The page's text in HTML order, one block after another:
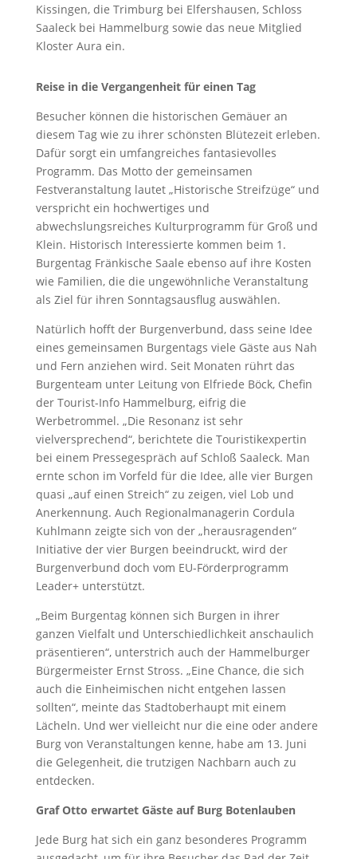
Kissingen, die Trimburg bei Elfershausen, Schloss
Saaleck bei Hammelburg sowie das neue Mitglied
Kloster Aura ein.
Reise in die Vergangenheit für einen Tag
Besucher können die historischen Gemäuer an
diesem Tag wie zu ihrer schönsten Blütezeit erleben.
Dafür sorgt ein umfangreiches fantasievolles
Programm. Das Motto der gemeinsamen
Festveranstaltung lautet „Historische Streifzüge“ und
verspricht ein hochwertiges und
abwechslungsreiches Kulturprogramm für Groß und
Klein. Historisch Interessierte kommen beim 1.
Burgentag Fränkische Saale ebenso auf ihre Kosten
wie Familien, die die ungewöhnliche Veranstaltung
als Ziel für ihren Sonntagsausflug auswählen.
Natürlich hofft der Burgenverbund, dass seine Idee
eines gemeinsamen Burgentags viele Gäste aus Nah
und Fern anziehen wird. Seit Monaten rührt das
Burgenteam unter Leitung von Elfriede Böck, Chefin
der Tourist-Info Hammelburg, eifrig die
Werbetrommel. „Die Resonanz ist sehr
vielversprechend“, berichtete die Touristikexpertin
bei einem Pressegespräch auf Schloß Saaleck. Man
ernte schon im Vorfeld für die Idee, alle vier Burgen
quasi „auf einen Streich“ zu zeigen, viel Lob und
Anerkennung. Auch Regionalmanagerin Cordula
Kuhlmann zeigte sich von der „herausragenden“
Initiative der vier Burgen beeindruckt, wird der
Burgenverbund doch vom EU-Förderprogramm
Leader+ unterstützt.
„Beim Burgentag können sich Burgen in ihrer
ganzen Vielfalt und Unterschiedlichkeit anschaulich
präsentieren“, unterstrich auch der Hammelburger
Bürgermeister Ernst Stross. „Eine Chance, die sich
auch die Einheimischen nicht entgehen lassen
sollten“, meinte das Stadtoberhaupt mit einem
Lächeln. Und wer vielleicht nur die eine oder andere
Burg von Veranstaltungen kenne, habe am 13. Juni
die Gelegenheit, die trutzigen Nachbarn auch zu
entdecken.
Graf Otto erwartet Gäste auf Burg Botenlauben
Jede Burg hat sich ein ganz besonderes Programm